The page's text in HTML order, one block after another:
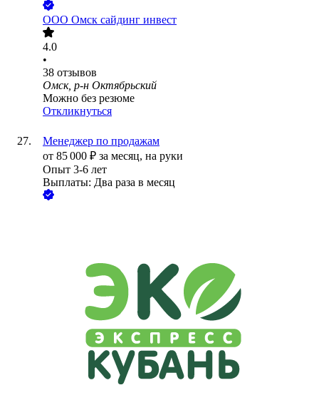
ООО Омск сайдинг инвест
4.0
•
38 отзывов
Омск, р-н Октябрьский
Можно без резюме
Откликнуться
Менеджер по продажам
от 85 000 ₽ за месяц, на руки
Опыт 3-6 лет
Выплаты: Два раза в месяц